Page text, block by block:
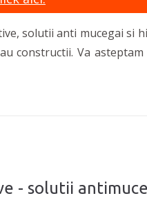
solutii anti mucegai si
constructii. Va
- solutii